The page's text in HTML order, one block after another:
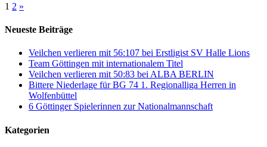
1 2 »
Neueste Beiträge
Veilchen verlieren mit 56:107 bei Erstligist SV Halle Lions
Team Göttingen mit internationalem Titel
Veilchen verlieren mit 50:83 bei ALBA BERLIN
Bittere Niederlage für BG 74 1. Regionalliga Herren in
Wolfenbüttel
6 Göttinger Spielerinnen zur Nationalmannschaft
Kategorien